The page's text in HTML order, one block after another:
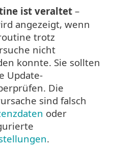
ist veraltet –
angezeigt, wenn
trotz
nicht
konnte. Sie sollten
Update-
Die
sind falsch
oder
.